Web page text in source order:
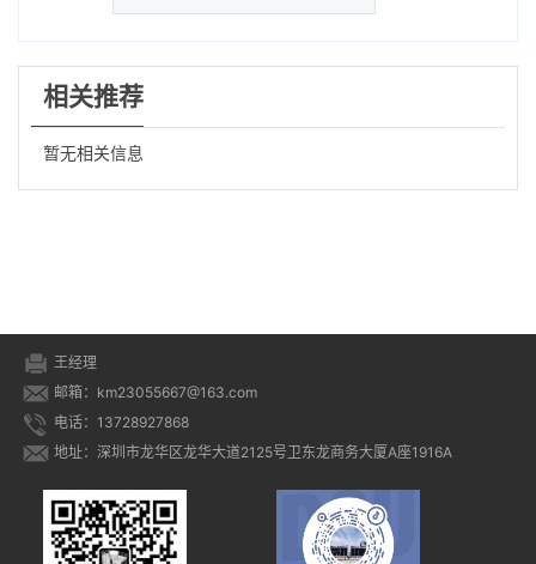
相关推荐
暂无相关信息
王经理
邮箱：km23055667@163.com
电话：13728927868
地址：深圳市龙华区龙华大道2125号卫东龙商务大厦A座1916A